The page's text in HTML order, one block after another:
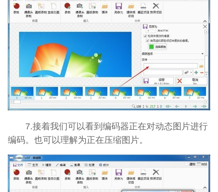
7.接着我们可以看到编码器正在对动态图片进行
编码。也可以理解为正在压缩图片。